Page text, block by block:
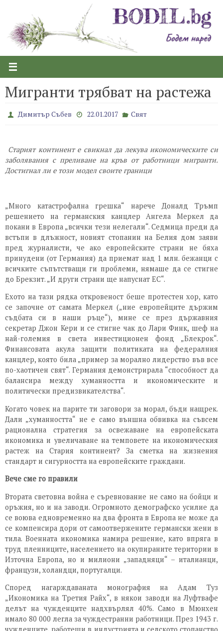
content
Мигранти трябват на растежа
Димитър Събев 22.01.2017 Свят
Старият континент е свикнал да лекува икономическите си
заболявания с преливане на кръв от работници мигранти.
Достигнал ли е този модел своите граници
„Много катастрофална грешка“ нарече Доналд Тръмп
решението на германския канцлер Ангела Меркел да
покани в Европа „всички тези нелегали“. Седмица преди да
встъпи в длъжност, новият стопанин на Белия дом заяви
пред журналисти, че ако европейските страни не бяха
принудени (от Германия) да приемат над 1 млн. бежанци с
всичките съпътстващи ги проблеми, нямаше да се стигне
до Брекзит. „И други страни ще напуснат ЕС“.
Ехото на тази рядка откровеност беше протестен хор, като
се започне от самата Меркел („ние европейците държим
съдбата си в наши ръце“), мине се през държавния
секретар Джон Кери и се стигне чак до Лари Финк, шеф на
най-големия в света инвестиционен фонд „Блекрок“.
Финансовата акула защити политиката на федералния
канцлер, която била „пример за морално лидерство във все
по-хаотичен свят“. Германия демонстрирала “способност да
балансира между хуманността и икономическите и
политически предизвикателства“.
Когато човек на парите ти заговори за морал, бъди нащрек.
Дали „хуманността“ не е само външна обвивка на съвсем
рационална стратегия за освежаване на европейската
икономика и увеличаване на темповете на икономическия
растеж на Стария континент? За сметка на жизнения
стандарт и сигурността на европейските граждани.
Вече сме го правили
Втората световна война е съревнование не само на бойци и
оръжия, но и на заводи. Огромното демографско усилие да
се воюва едновременно на два фронта в Европа не може да
се компенсира дори от самоотвержените германски жени в
тила. Военната икономика намира решение, като впряга в
труд пленниците, населението на окупираните територии в
Източна Европа, но и милиони „западняци“ – италианци,
французи, холандци, португалци.
Според нагарждаваната монография на Адам Туз
„Икономика на Третия Райх“, в някои заводи на Луфтвафе
делът на чужденците надхвърлял 40%. Само в Мюнхен
имало 80 000 легла за чуждестранни работници. През 1943 г.